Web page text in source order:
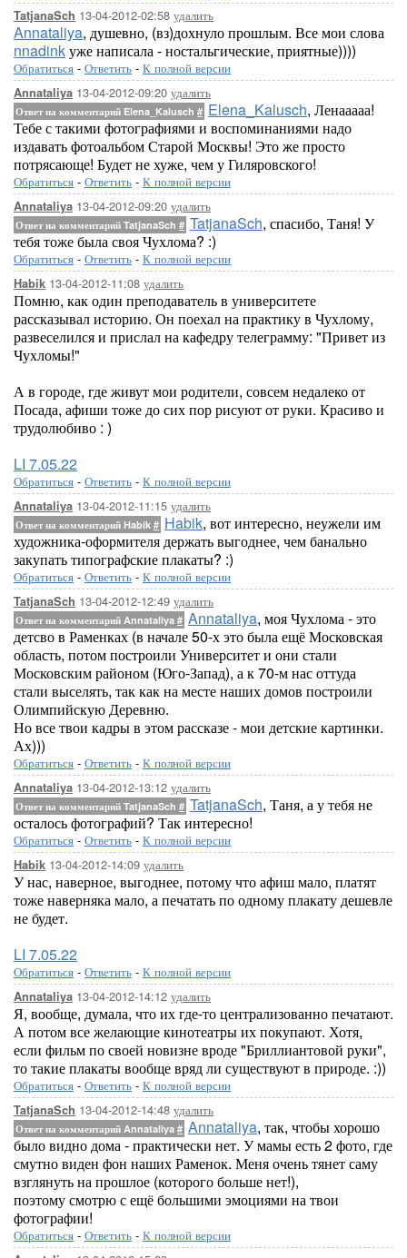
TatjanaSch 13-04-2012-02:58 удалить
Annataliya, душевно, (вз)дохнуло прошлым. Все мои слова
nnadinkуже написала - ностальгические, приятные))))
Обратиться - Ответить - К полной версии
Annataliya 13-04-2012-09:20 удалить
Ответ на комментарий Elena_Kalusch # Elena_Kalusch, Ленааааа!
Тебе с такими фотографиями и воспоминаниями надо
издавать фотоальбом Старой Москвы! Это же просто
потрясающе! Будет не хуже, чем у Гиляровского!
Обратиться - Ответить - К полной версии
Annataliya 13-04-2012-09:20 удалить
Ответ на комментарий TatjanaSch # TatjanaSch, спасибо, Таня! У
тебя тоже была своя Чухлома? :)
Обратиться - Ответить - К полной версии
Habik 13-04-2012-11:08 удалить
Помню, как один преподаватель в университете
рассказывал историю. Он поехал на практику в Чухлому,
развеселился и прислал на кафедру телеграмму: "Привет из
Чухломы!"
А в городе, где живут мои родители, совсем недалеко от
Посада, афиши тоже до сих пор рисуют от руки. Красиво и
трудолюбиво : )
LI 7.05.22
Обратиться - Ответить - К полной версии
Annataliya 13-04-2012-11:15 удалить
Ответ на комментарий Habik # Habik, вот интересно, неужели им
художника-оформителя держать выгоднее, чем банально
закупать типографские плакаты? :)
Обратиться - Ответить - К полной версии
TatjanaSch 13-04-2012-12:49 удалить
Ответ на комментарий Annataliya # Annataliya, моя Чухлома - это
детсво в Раменках (в начале 50-х это была ещё Московская
область, потом построили Университет и они стали
Московским районом (Юго-Запад), а к 70-м нас оттуда
стали выселять, так как на месте наших домов построили
Олимпийскую Деревню.
Но все твои кадры в этом рассказе - мои детские картинки.
Ах)))
Обратиться - Ответить - К полной версии
Annataliya 13-04-2012-13:12 удалить
Ответ на комментарий TatjanaSch # TatjanaSch, Таня, а у тебя не
осталось фотографий? Так интересно!
Обратиться - Ответить - К полной версии
Habik 13-04-2012-14:09 удалить
У нас, наверное, выгоднее, потому что афиш мало, платят
тоже наверняка мало, а печатать по одному плакату дешевле
не будет.
LI 7.05.22
Обратиться - Ответить - К полной версии
Annataliya 13-04-2012-14:12 удалить
Я, вообще, думала, что их где-то централизованно печатают.
А потом все желающие кинотеатры их покупают. Хотя,
если фильм по своей новизне вроде "Бриллиантовой руки",
то такие плакаты вообще вряд ли существуют в природе. :))
Обратиться - Ответить - К полной версии
TatjanaSch 13-04-2012-14:48 удалить
Ответ на комментарий Annataliya # Annataliya, так, чтобы хорошо
было видно дома - практически нет. У мамы есть 2 фото, где
смутно виден фон наших Раменок. Меня очень тянет саму
взглянуть на прошлое (которого больше нет!),
поэтому смотрю с ещё большими эмоциями на твои
фотографии!
Обратиться - Ответить - К полной версии